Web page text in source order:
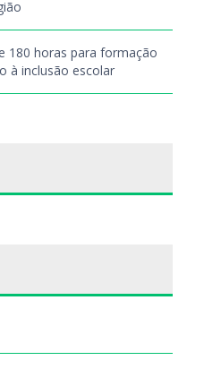
180 horas para formação
à inclusão escolar